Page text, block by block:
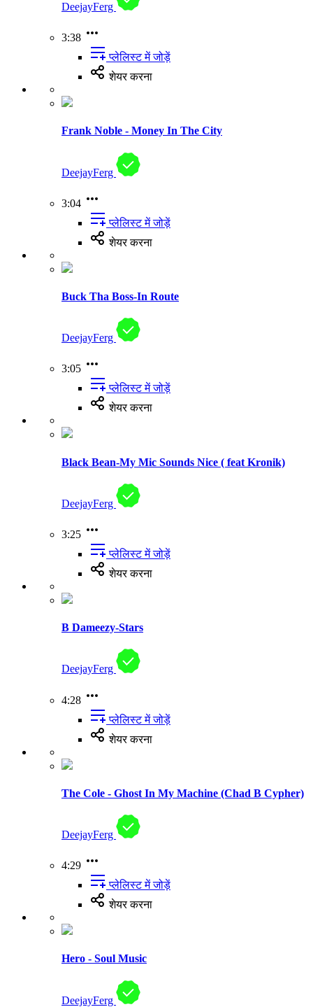
DeejayFerg
3:38
प्लेलिस्ट में जोड़ें
शेयर करना
Frank Noble - Money In The City
DeejayFerg
3:04
प्लेलिस्ट में जोड़ें
शेयर करना
Buck Tha Boss-In Route
DeejayFerg
3:05
प्लेलिस्ट में जोड़ें
शेयर करना
Black Bean-My Mic Sounds Nice ( feat Kronik)
DeejayFerg
3:25
प्लेलिस्ट में जोड़ें
शेयर करना
B Dameezy-Stars
DeejayFerg
4:28
प्लेलिस्ट में जोड़ें
शेयर करना
The Cole - Ghost In My Machine (Chad B Cypher)
DeejayFerg
4:29
प्लेलिस्ट में जोड़ें
शेयर करना
Hero - Soul Music
DeejayFerg